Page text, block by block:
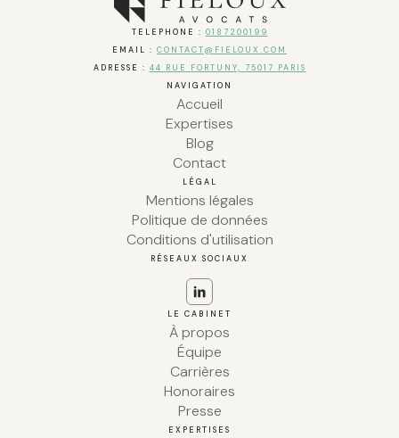
TELEPHONE : 0187200199
EMAIL : CONTACT@FIELOUX.COM
ADRESSE : 44 RUE FORTUNY, 75017 PARIS
NAVIGATION
Accueil
Expertises
Blog
Contact
LÉGAL
Mentions légales
Politique de données
Conditions d'utilisation
RÉSEAUX SOCIAUX
LE CABINET
À propos
Équipe
Carrières
Honoraires
Presse
EXPERTISES